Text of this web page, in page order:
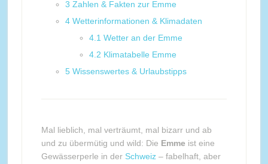
3 Zahlen & Fakten zur Emme
4 Wetterinformationen & Klimadaten
4.1 Wetter an der Emme
4.2 Klimatabelle Emme
5 Wissenswertes & Urlaubstipps
Mal lieblich, mal verträumt, mal bizarr und ab
und zu übermütig und wild: Die Emme ist eine
Gewässerperle in der Schweiz– fabelhaft, aber